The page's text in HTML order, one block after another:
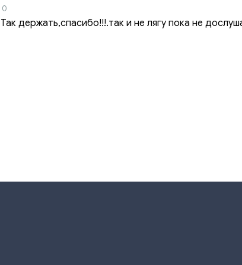
0
держать,спасибо!!!.так и не лягу пока не